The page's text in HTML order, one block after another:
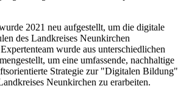
2021 neu aufgestellt, um die digitale
des Landkreises Neunkirchen
wurde aus unterschiedlichen
um eine umfassende, nachhaltige
Strategie zur "Digitalen Bildung"
Neunkirchen zu erarbeiten.